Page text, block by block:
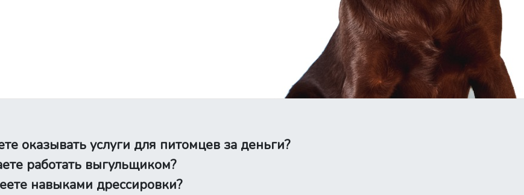
оказывать услуги для питомцев за деньги?
работать выгульщиком?
навыками дрессировки?